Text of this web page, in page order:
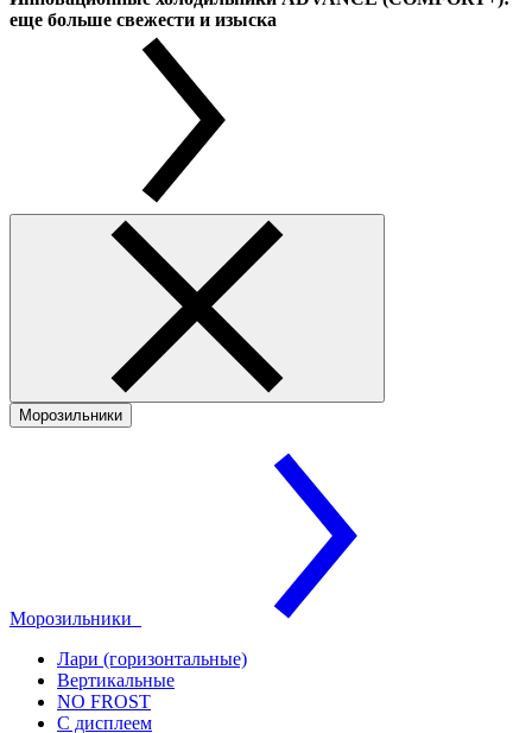
еще больше свежести и изыска
Морозильники
Морозильники
Лари (горизонтальные)
Вертикальные
NO FROST
С дисплеем